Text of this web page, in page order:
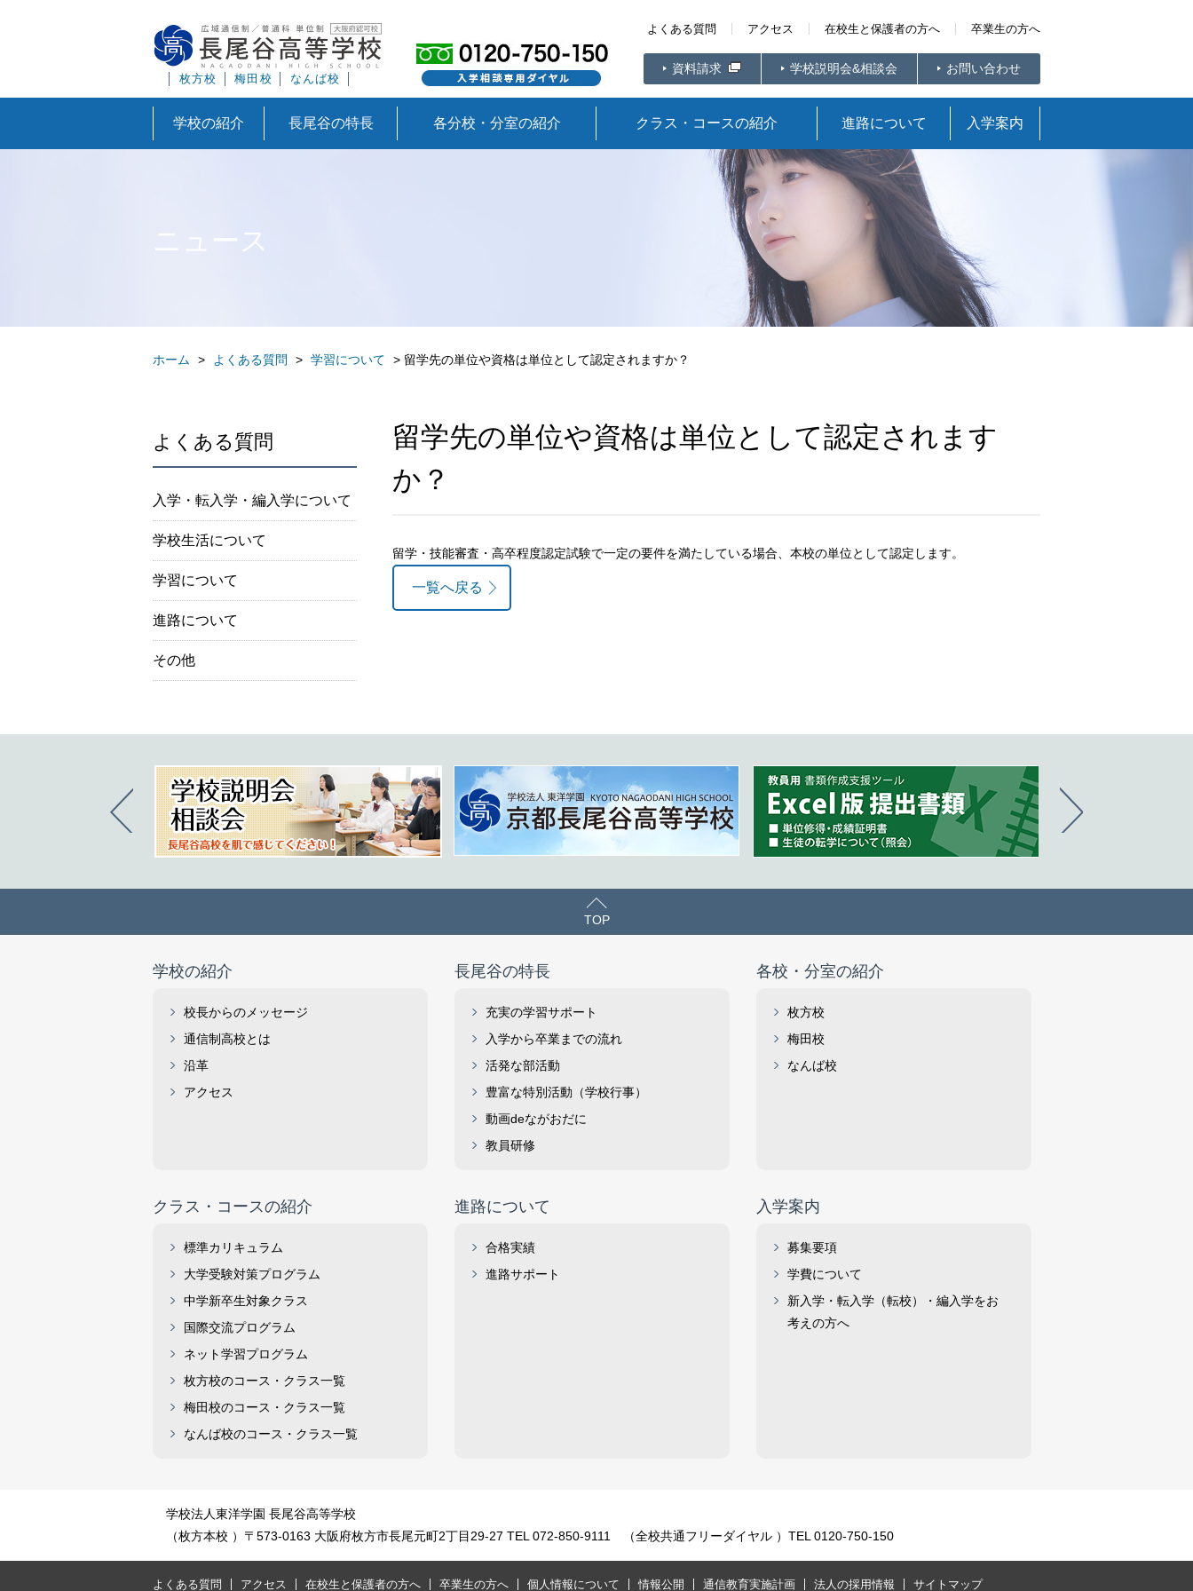
枚方校 │梅田校 なんば校
よくある質問 アクセス 在校生と保護者の方へ 卒業生の方へ
資料請求 学校説明会&相談会 お問い合わせ
学校の紹介 長尾谷の特長 各分校・分室の紹介 クラス・コースの紹介 進路について 入学案内
ニュース
ホーム > よくある質問 > 学習について > 留学先の単位や資格は単位として認定されますか？
留学先の単位や資格は単位として認定されます
か？
留学・技能審査・高卒程度認定試験で一定の要件を満たしている場合、本校の単位として認定します。
一覧へ戻る
よくある質問
入学・転入学・編入学について
学校生活について
学習について
進路について
その他
TOP
学校の紹介
校長からのメッセージ
通信制高校とは
沿革
アクセス
長尾谷の特長
充実の学習サポート
入学から卒業までの流れ
活発な部活動
豊富な特別活動（学校行事）
動画deながおだに
教員研修
各校・分室の紹介
枚方校
梅田校
なんば校
クラス・コースの紹介
標準カリキュラム
大学受験対策プログラム
中学新卒生対象クラス
国際交流プログラム
ネット学習プログラム
枚方校のコース・クラス一覧
梅田校のコース・クラス一覧
なんば校のコース・クラス一覧
進路について
合格実績
進路サポート
入学案内
募集要項
学費について
新入学・転入学（転校）・編入学をお
考えの方へ
学校法人東洋学園 長尾谷高等学校
（枚方本校 ）〒573-0163 大阪府枚方市長尾元町2丁目29-27 TEL 072-850-9111 （全校共通フリーダイヤル ）TEL 0120-750-150
よくある質問 アクセス 在校生と保護者の方へ 卒業生の方へ 個人情報について 情報公開 通信教育実施計画 法人の採用情報 サイトマップ